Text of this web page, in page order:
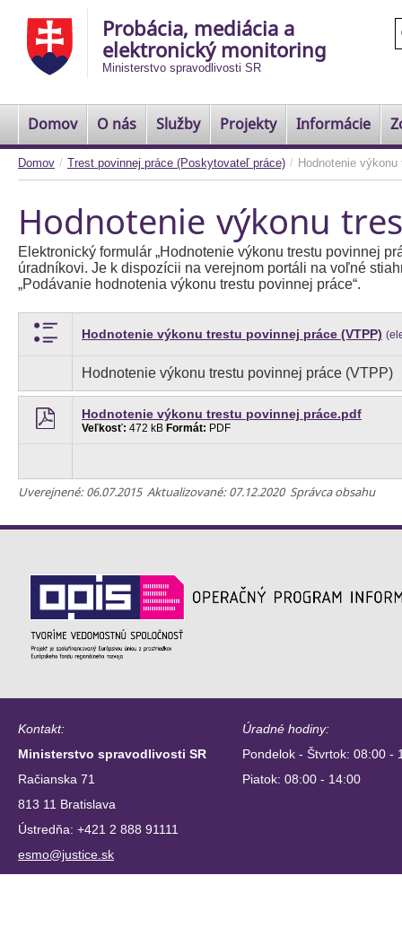
Probácia, mediácia a
elektronický monitoring
Ministerstvo spravodlivosti SR
Domov O nás Služby Projekty Informácie
Domov / Trest povinnej práce (Poskytovateľ práce) / Hodnotenie
Hodnotenie výkonu
Elektronický formulár „Hodnotenie výkonu trestu povinnej
úradníkovi. Je k dispozícii na verejnom portáli na voľné
„Podávanie hodnotenia výkonu trestu povinnej práce“.
Hodnotenie výkonu trestu povinnej práce (VTPP)
Hodnotenie výkonu trestu povinnej práce (VTPP)
Hodnotenie výkonu trestu povinnej práce.pdf
Veľkosť: 472 kB Formát: PDF
Uverejnené: 06.07.2015 Aktualizované: 07.12.2020 Správca obsahu
Kontakt:
Ministerstvo spravodlivosti SR
Račianska 71
813 11 Bratislava
Ústredňa: +421 2 888 91111
esmo@justice.sk
Úradné hodiny:
Pondelok - Štvrtok: 08:00 -
Piatok: 08:00 - 14:00